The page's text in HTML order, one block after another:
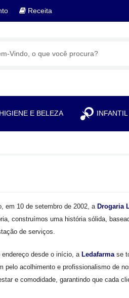
Receita
HIGIENE E BELEZA
em 10 de setembro de 2002, a Drogaria
construímos uma história sólida,
de serviços.
endereço desde o início, a Ledafarmase
pelo acolhimento e profissionalismo de
e comodidade, garantindo que cada